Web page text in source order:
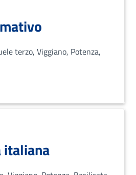
terzo, Viggiano, Potenza,
SIT AMET, CONSECTETUR ADIPISCING
italiana